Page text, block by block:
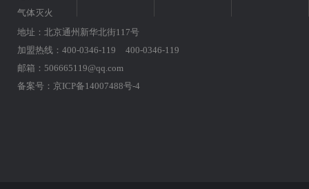
气体灭火
地址：北京通州新华北街117号
加盟热线：400-0346-119 400-0346-119
邮箱：506665119@qq.com
备案号： 京ICP备14007488号-4